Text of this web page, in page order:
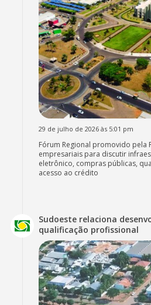
29 de julho de 2026 às 5:01 pm
Fórum Regional promovido pela
empresariais para discutir
eletrônico, compras públicas,
acesso ao crédito
Sudoeste relaciona
qualificação profissional